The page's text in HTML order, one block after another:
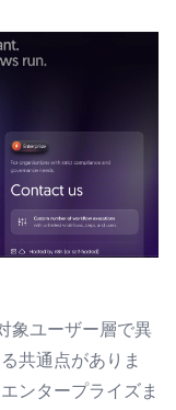
象ユーザー層で異
共通点がありま
ンタープライズま